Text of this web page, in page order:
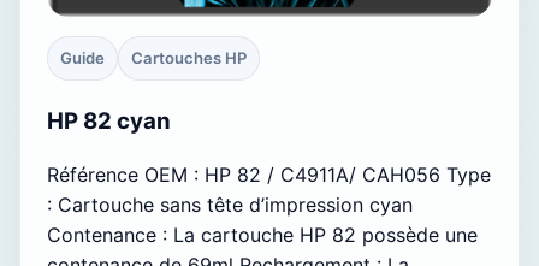
Guide Cartouches HP
HP 82 cyan
Référence OEM : HP 82 / C4911A/ CAH056 Type
: Cartouche sans tête d’impression cyan
Contenance : La cartouche HP 82 possède une